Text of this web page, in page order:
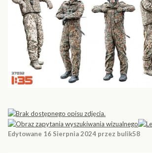
Edytowane 16 Sierpnia 2024 przez bulik58